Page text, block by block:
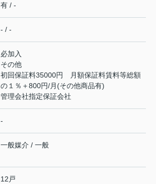
有 / -
- / -
必加入
その他
初回保証料35000円 月額保証料賃料等総額
の１％＋800円/月(その他商品有)
管理会社指定保証会社
-
一般媒介 / 一般
12戸